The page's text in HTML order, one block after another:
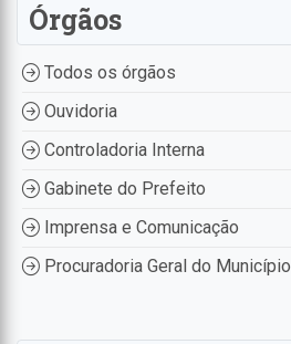
Órgãos
Todos os órgãos
Ouvidoria
Controladoria Interna
Gabinete do Prefeito
Imprensa e Comunicação
Procuradoria Geral do Município